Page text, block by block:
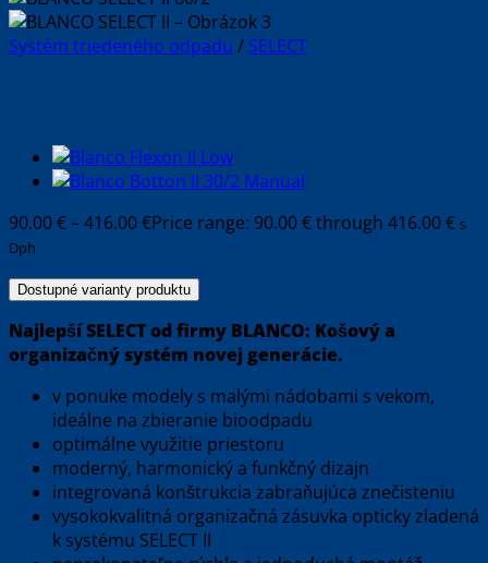
Systém triedeného odpadu / SELECT
90.00€–416.00€Price range: 90.00 € through 416.00 € s
Dph
Dostupné varianty produktu
Najlepší SELECT od firmy BLANCO: Košový a
organizačný systém novej generácie.
v ponuke modely s malými nádobami s vekom,
ideálne na zbieranie bioodpadu
optimálne využitie priestoru
moderný, harmonický a funkčný dizajn
integrovaná konštrukcia zabraňujúca znečisteniu
vysokokvalitná organizačná zásuvka opticky zladená
k systému SELECT II